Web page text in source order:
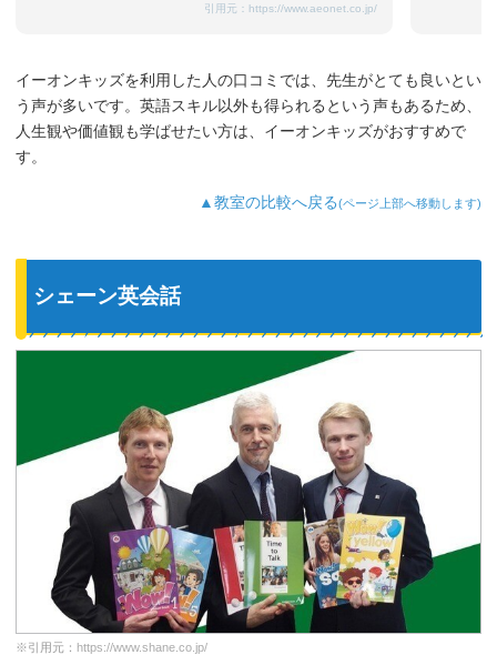
引用元： https://www.aeonet.co.jp/
イーオンキッズを利用した人の口コミでは、先生がとても良いとい
う声が多いです。英語スキル以外も得られるという声もあるため、
人生観や価値観も学ばせたい方は、イーオンキッズがおすすめで
す。
▲教室の比較へ戻る(ページ上部へ移動します)
シェーン英会話
※引用元： https://www.shane.co.jp/